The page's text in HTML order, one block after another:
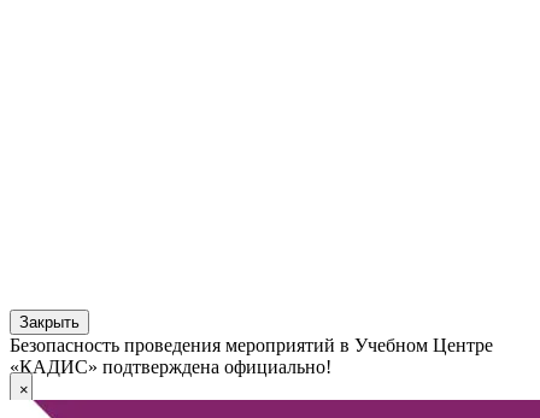
Закрыть
Безопасность проведения мероприятий в Учебном Центре
«КАДИС» подтверждена официально!
×